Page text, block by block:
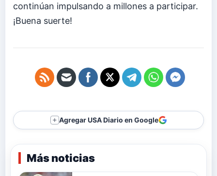
continúan impulsando a millones a participar.
¡Buena suerte!
＋ Agregar USA Diario en Google
Más noticias